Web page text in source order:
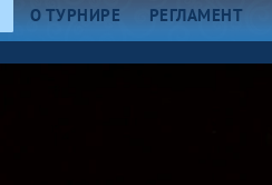
О ТУРНИРЕ РЕГЛАМЕНТ